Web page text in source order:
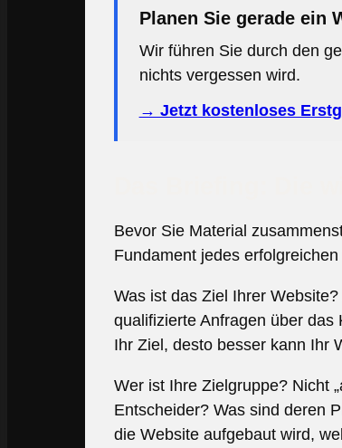
Planen Sie gerade ein
Wir führen Sie durch den
nichts vergessen wird.
→ Jetzt kostenloses
Bevor Sie Material
Fundament jedes
Was ist das Ziel Ihrer
qualifizierte Anfragen über das
Ihr Ziel, desto besser kann Ihr
Wer ist Ihre Zielgruppe? Nicht
Entscheider? Was sind deren
die Website aufgebaut wird,